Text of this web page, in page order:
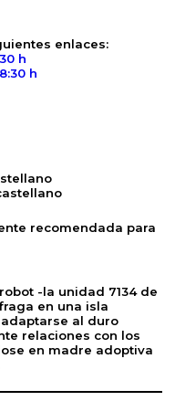
enlaces:
h
h
recomendada para
-la unidad 7134 de
en una isla
al duro
relaciones con los
en madre adoptiva